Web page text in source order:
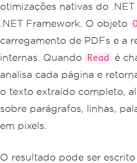
otimizações nativas do
.NET Framework. O objeto
carregamento de PDFs e a
internas. Quando
Read
é
analisa cada página e
o texto extraído completo,
sobre parágrafos, linhas,
em pixels.
O resultado pode ser